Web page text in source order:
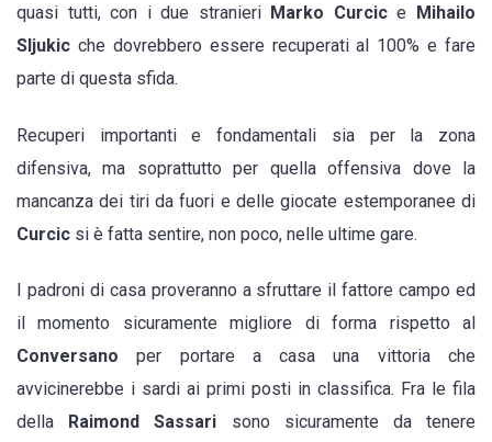
quasi tutti, con i due stranieri Marko Curcice
Mihailo
Sljukic che dovrebbero essere recuperati al 100% e fare
parte di questa sfida.
Recuperi importanti e fondamentali sia per la zona
difensiva, ma soprattutto per quella offensiva dove la
mancanza dei tiri da fuori e delle giocate estemporanee di
Curcic si è fatta sentire, non poco, nelle ultime gare.
I padroni di casa proveranno a sfruttare il fattore campo ed
il momento sicuramente migliore di forma rispetto al
Conversano per portare a casa una vittoria che
avvicinerebbe i sardi ai primi posti in classifica. Fra le fila
della Raimond Sassari sono sicuramente da tenere